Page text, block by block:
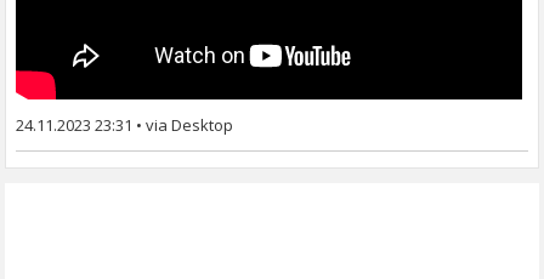
24.11.2023 23:31 •